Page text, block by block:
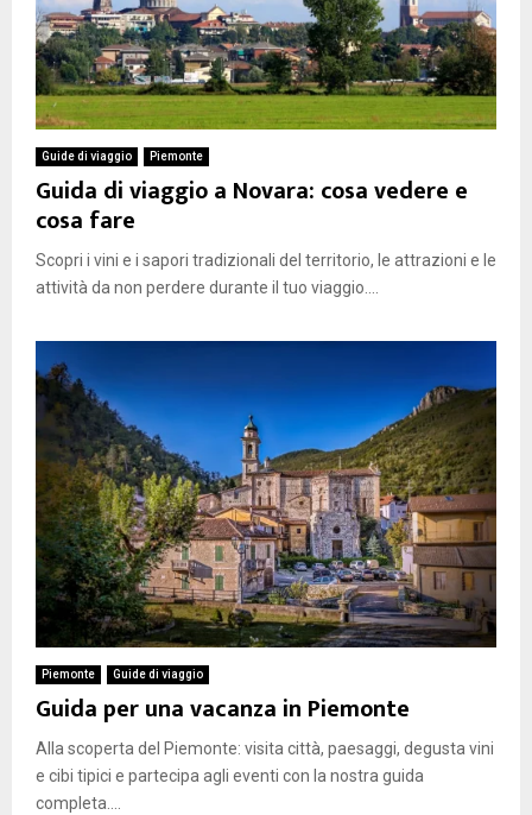
Guide di viaggio Piemonte
Guida di viaggio a Novara: cosa vedere e
cosa fare
Scopri i vini e i sapori tradizionali del territorio, le attrazioni e le
attività da non perdere durante il tuo viaggio....
Piemonte Guide di viaggio
Guida per una vacanza in Piemonte
Alla scoperta del Piemonte: visita città, paesaggi, degusta vini
e cibi tipici e partecipa agli eventi con la nostra guida
completa....